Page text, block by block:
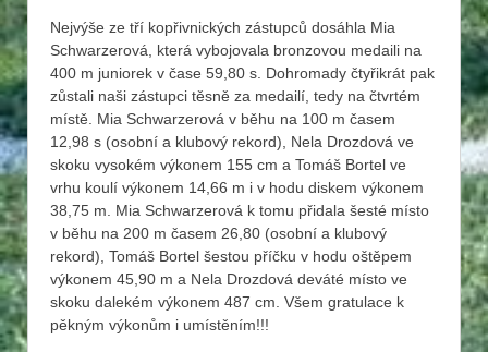
Nejvýše ze tří kopřivnických zástupců dosáhla Mia
Schwarzerová, která vybojovala bronzovou medaili na
400 m juniorek v čase 59,80 s. Dohromady čtyřikrát pak
zůstali naši zástupci těsně za medailí, tedy na čtvrtém
místě. Mia Schwarzerová v běhu na 100 m časem
12,98 s (osobní a klubový rekord), Nela Drozdová ve
skoku vysokém výkonem 155 cm a Tomáš Bortel ve
vrhu koulí výkonem 14,66 m i v hodu diskem výkonem
38,75 m. Mia Schwarzerová k tomu přidala šesté místo
v běhu na 200 m časem 26,80 (osobní a klubový
rekord), Tomáš Bortel šestou příčku v hodu oštěpem
výkonem 45,90 m a Nela Drozdová deváté místo ve
skoku dalekém výkonem 487 cm. Všem gratulace k
pěkným výkonům i umístěním!!!